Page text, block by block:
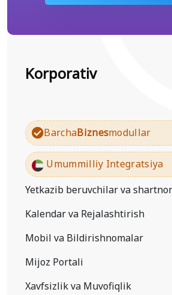
Korporativ
BarchaBiznesmodullar
Umummilliy Integratsiya
Yetkazib beruvchilar va
Kalendar va Rejalashtirish
Mobil va Bildirishnomalar
Mijoz Portali
Xavfsizlik va Muvofiqlik